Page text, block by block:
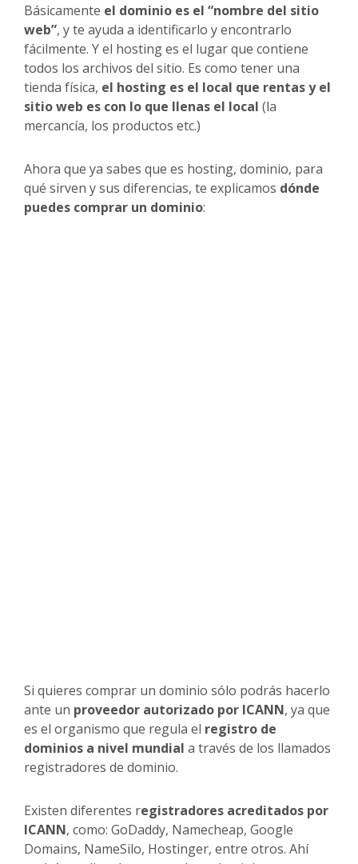
Básicamente el dominio es el “nombre del sitio
web”, y te ayuda a identificarlo y encontrarlo
fácilmente. Y el hosting es el lugar que contiene
todos los archivos del sitio. Es como tener una
tienda física, el hosting es el local que rentas y el
sitio web es con lo que llenas el local (la
mercancía, los productos etc.)
Ahora que ya sabes que es hosting, dominio, para
qué sirven y sus diferencias, te explicamos dónde
puedes comprar un dominio:
Si quieres comprar un dominio sólo podrás hacerlo
ante un proveedor autorizado por ICANN, ya que
es el organismo que regula el registro de
dominios a nivel mundial a través de los llamados
registradores de dominio.
Existen diferentes registradores acreditados por
ICANN, como: GoDaddy, Namecheap, Google
Domains, NameSilo, Hostinger, entre otros. Ahí